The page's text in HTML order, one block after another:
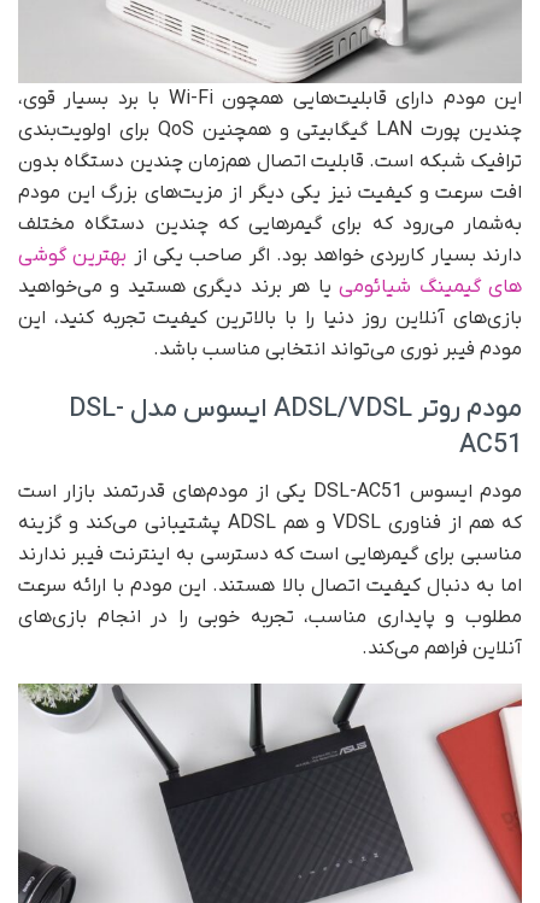
این مودم دارای قابلیت‌هایی همچون Wi-Fi با برد بسیار قوی،
چندین پورت LAN گیگابیتی و همچنین QoS برای اولویت‌بندی
ترافیک شبکه است. قابلیت اتصال هم‌زمان چندین دستگاه بدون
افت سرعت و کیفیت نیز یکی دیگر از مزیت‌های بزرگ این مودم
به‌شمار می‌رود که برای گیمرهایی که چندین دستگاه مختلف
دارند بسیار کاربردی خواهد بود. اگر صاحب یکی از بهترین گوشی
های گیمینگ شیائومییا هر برند دیگری هستید و می‌خواهید
بازی‌های آنلاین روز دنیا را با بالاترین کیفیت تجربه کنید، این
مودم فیبر نوری می‌تواند انتخابی مناسب باشد.
مودم روتر ADSL/VDSL ایسوس مدل DSL-
AC51
مودم ایسوس DSL-AC51 یکی از مودم‌های قدرتمند بازار است
که هم از فناوری VDSL و هم ADSL پشتیبانی می‌کند و گزینه
مناسبی برای گیمرهایی است که دسترسی به اینترنت فیبر ندارند
اما به دنبال کیفیت اتصال بالا هستند. این مودم با ارائه سرعت
مطلوب و پایداری مناسب، تجربه خوبی را در انجام بازی‌های
آنلاین فراهم می‌کند.